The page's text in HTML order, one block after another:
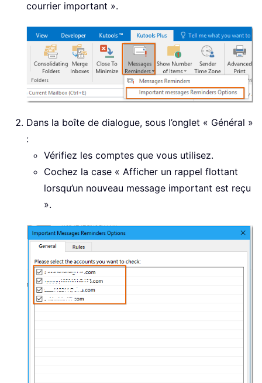
courrier important ».
Dans la boîte de dialogue, sous l’onglet « Général »
:
Vérifiez les comptes que vous utilisez.
Cochez la case « Afficher un rappel flottant
lorsqu’un nouveau message important est reçu
».